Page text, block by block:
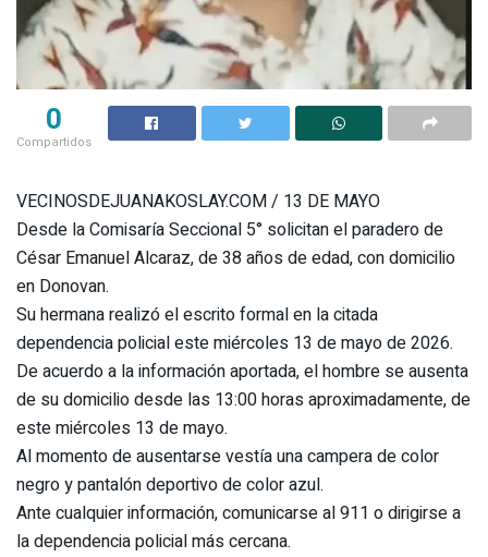
0
Compartidos
VECINOSDEJUANAKOSLAY.COM / 13 DE MAYO
Desde la Comisaría Seccional 5° solicitan el paradero de
César Emanuel Alcaraz, de 38 años de edad, con domicilio
en Donovan.
Su hermana realizó el escrito formal en la citada
dependencia policial este miércoles 13 de mayo de 2026.
De acuerdo a la información aportada, el hombre se ausenta
de su domicilio desde las 13:00 horas aproximadamente, de
este miércoles 13 de mayo.
Al momento de ausentarse vestía una campera de color
negro y pantalón deportivo de color azul.
Ante cualquier información, comunicarse al 911 o dirigirse a
la dependencia policial más cercana.